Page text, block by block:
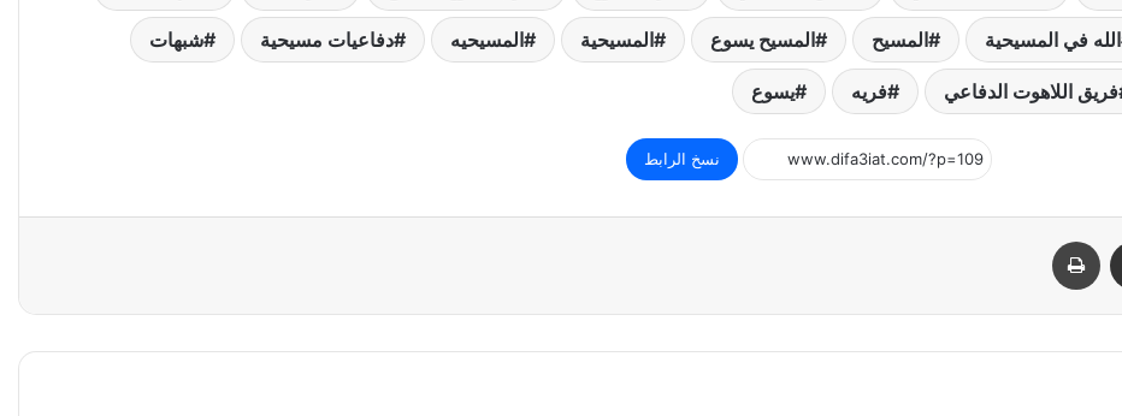
الله في المسيحية المسيح المسيح يسوع المسيحية المسيحيه دفاعيات مسيحية شبهات
فريق اللاهوت الدفاعي فريه يسوع
نسخ الرابط
مشاركة عبر البريد